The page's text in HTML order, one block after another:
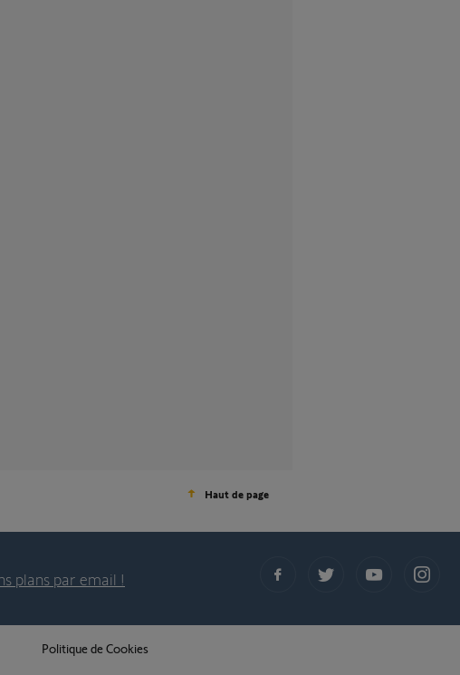
Haut de page
plans par email !
Politique de Cookies